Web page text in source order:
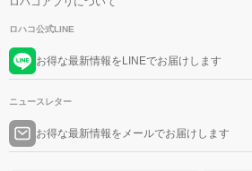
ロハコ公式LINE
お得な最新情報をLINEでお届けします
ニュースレター
お得な最新情報をメールでお届けします